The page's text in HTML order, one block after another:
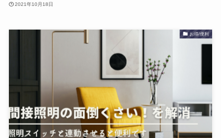
2021年10月18日
お得/便利